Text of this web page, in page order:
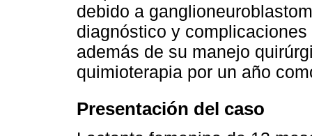
debido a
diagnóstico y
además de su manejo
quimioterapia por un año
Presentación del caso